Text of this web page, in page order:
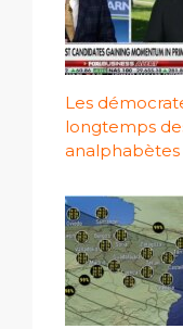
Les
longtemps
analphabètes